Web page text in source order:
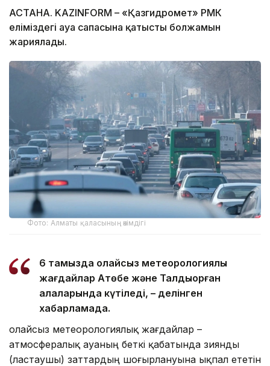
АСТАНА. KAZINFORM – «Қазгидромет» РМК
еліміздегі ауа сапасына қатысты болжамын
жариялады.
Фото: Алматы қаласының әкімдігі
6 тамызда қолайсыз метеорологиялық
жағдайлар Ақтөбе және Талдықорған
қалаларында күтіледі, – делінген
хабарламада.
Қолайсыз метеорологиялық жағдайлар –
атмосфералық ауаның беткі қабатында зиянды
(ластаушы) заттардың шоғырлануына ықпал ететін